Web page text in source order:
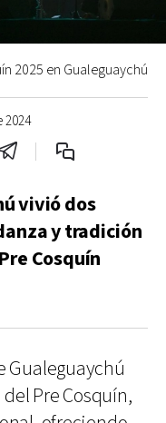
2024
2025 en Gualeguaychú
vivió dos
y tradición
Cosquín
Gualeguaychú
Pre Cosquín,